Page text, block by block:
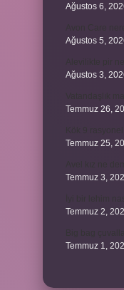
Ağustos 6,
Ağustos 5,
Ağustos 3,
Temmuz 26,
Temmuz 25,
Temmuz 3,
Temmuz 2,
Temmuz 1,